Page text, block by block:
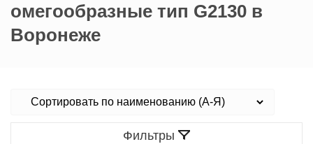
омегообразные тип G2130 в
Воронеже
Фильтры